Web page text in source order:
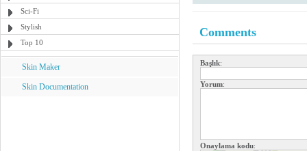
Sci-Fi
Stylish
Top 10
Skin Maker
Skin Documentation
Comments
Başlık:
Yorum:
Onaylama kodu: